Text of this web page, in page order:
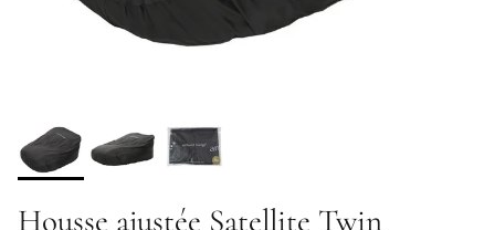
Housse ajustée Satellite Twin